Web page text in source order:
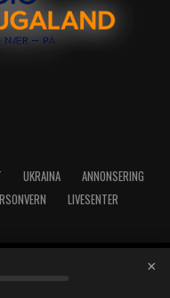
UKRAINA
ANNONSERING
LIVESENTER
- Haraldsgata 114,
- Telefon: 52717273
×